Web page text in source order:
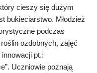
cieszy się dużym
bukieciarstwo. Młodzież
podczas
ozdobnych, zajęć
pt.:
. Uczniowie poznają